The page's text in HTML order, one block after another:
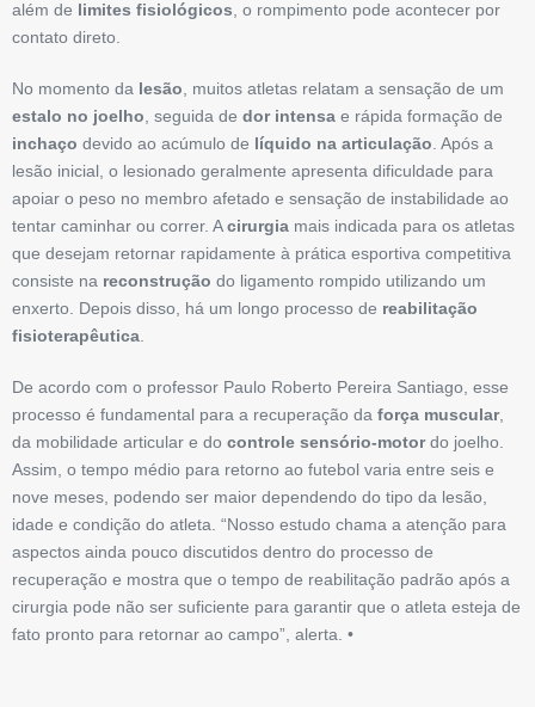
além de limites fisiológicos, o rompimento pode acontecer por
contato direto.
No momento da lesão, muitos atletas relatam a sensação de um
estalo no joelho, seguida de dor intensa e rápida formação de
inchaço devido ao acúmulo de líquido na articulação. Após a
lesão inicial, o lesionado geralmente apresenta dificuldade para
apoiar o peso no membro afetado e sensação de instabilidade ao
tentar caminhar ou correr. Acirurgia mais indicada para os atletas
que desejam retornar rapidamente à prática esportiva competitiva
consiste na reconstrução do ligamento rompido utilizando um
enxerto. Depois disso, há um longo processo de reabilitação
fisioterapêutica.
De acordo com o professor Paulo Roberto Pereira Santiago, esse
processo é fundamental para a recuperação da força muscular,
da mobilidade articular e do controle sensório-motordo joelho.
Assim, o tempo médio para retorno ao futebol varia entre seis e
nove meses, podendo ser maior dependendo do tipo da lesão,
idade e condição do atleta. “Nosso estudo chama a atenção para
aspectos ainda pouco discutidos dentro do processo de
recuperação e mostra que o tempo de reabilitação padrão após a
cirurgia pode não ser suficiente para garantir que o atleta esteja de
fato pronto para retornar ao campo”, alerta. •